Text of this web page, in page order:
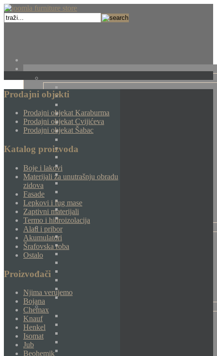
Prodajni objekti
Prodajni objekat Karaburma
Prodajni objekat Cvijićeva
Prodajni objekat Šabac
Katalog proizvoda
Boje i lakovi
Materijali za unutrašnju obradu
zidova
Fasade
Lepkovi i fug mase
Zaptivni materijali
Termo i hidroizolacija
Alati i pribor
Akumulatori
Šrafovska roba
Ostalo
Proizvođači
Njima verujemo
Bojana
Chemax
Knauf
Henkel
Isomat
Jub
Beohemik